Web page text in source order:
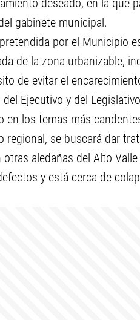
deseado, en la que
gabinete municipal.
por el Municipio
de la zona urbanizable,
de evitar el
Ejecutivo y del
en los temas más
regional, se buscará dar
otras aledañas del Alto
y está cerca de